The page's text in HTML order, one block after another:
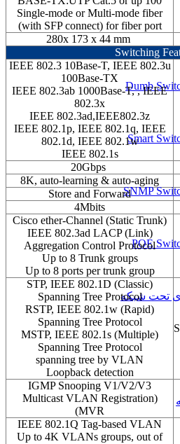
Dumb
Smart
SNMP
POE
تحت شبکه
Single-mode or Multi-mode fiber
(with SFP connect) for fiber port
Switching
IEEE 802.3 10Base-T, IEEE 802.3u
100Base-TX
IEEE 802.3ab 1000Base-T, , IEEE
802.3x
IEEE 802.3ad,IEEE802.3z
IEEE 802.1p, IEEE 802.1q, IEEE
802.1d, IEEE 802.1w
IEEE 802.1s
8K, auto-learning & auto-aging
Store and Forward
4Mbits
(Cisco ether-Channel (Static Trunk
(IEEE 802.3ad LACP (Link
Aggregation Control Protocol
Up to 8 Trunk groups
Up to 8 ports per trunk group
(STP, IEEE 802.1D (Classic
Spanning Tree Protocol
(RSTP, IEEE 802.1w (Rapid
Spanning Tree Protocol
(MSTP, IEEE 802.1s (Multiple
Spanning Tree Protocol
spanning tree by VLAN
Loopback detection
IGMP Snooping V1/V2/V3
(Multicast VLAN Registration
(MVR
IEEE 802.1Q Tag-based VLAN
Up to 4K VLANs groups, out of